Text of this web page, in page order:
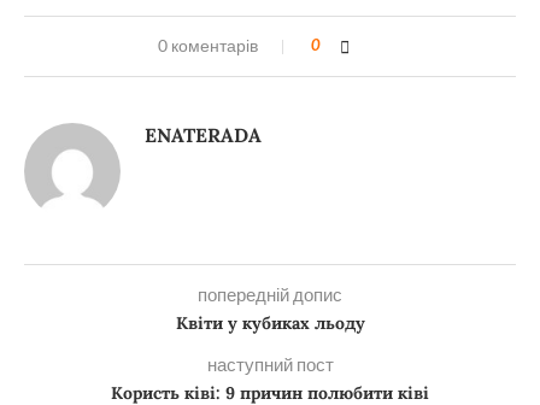
0 коментарів 0
ENATERADA
попередній допис
Квіти у кубиках льоду
наступний пост
Користь ківі: 9 причин полюбити ківі